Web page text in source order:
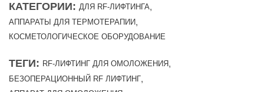
КАТЕГОРИИ: ДЛЯ RF-ЛИФТИНГА,
АППАРАТЫ ДЛЯ ТЕРМОТЕРАПИИ,
КОСМЕТОЛОГИЧЕСКОЕ ОБОРУДОВАНИЕ
ТЕГИ: RF-ЛИФТИНГ ДЛЯ ОМОЛОЖЕНИЯ ,
БЕЗОПЕРАЦИОННЫЙ RF ЛИФТИНГ,